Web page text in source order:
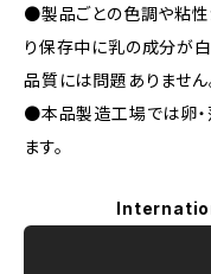
●製品ごとの色調や粘
り保存中に乳の成分が
品質には問題ありません
●本品製造工場では卵
ます。